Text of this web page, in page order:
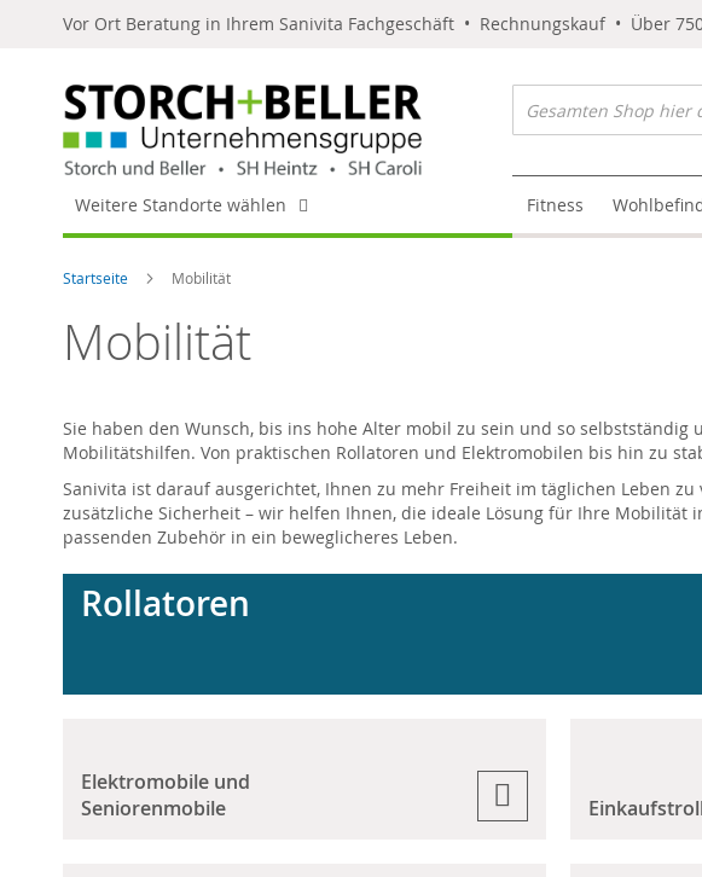
Vor Ort Beratung in Ihrem Sanivita Fachgeschäft • Rechnungskauf • Über
Weitere Standorte wählen Fitness
Startseite Mobilität
Mobilität
Sie haben den Wunsch, bis ins hohe Alter mobil zu sein und so
Mobilitätshilfen. Von praktischen Rollatoren und Elektromobilen bis hin zu
Sanivita ist darauf ausgerichtet, Ihnen zu mehr Freiheit im täglichen Leben
zusätzliche Sicherheit – wir helfen Ihnen, die ideale Lösung für Ihre
passenden Zubehör in ein beweglicheres Leben.
Rollatoren
Elektromobile und
Seniorenmobile